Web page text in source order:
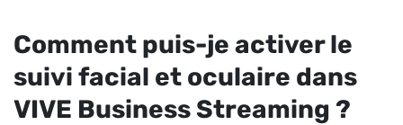
Comment puis-je activer le
suivi facial et oculaire dans
VIVE Business Streaming ?